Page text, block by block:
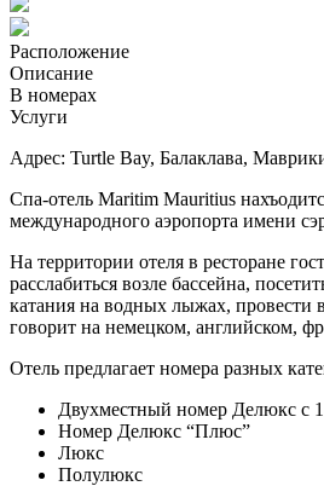
Расположение
Описание
В номерах
Услуги
Адрес: Turtle Bay, Балаклава,
Спа-отель Maritim Mauritius
международного аэропорта имени
На территории отеля в ресторане
расслабиться возле бассейна,
катания на водных лыжах, провести
говорит на немецком, английском,
Отель предлагает номера разных
Двухместный номер Делюкс с
Номер Делюкс “Плюс”
Люкс
Полулюкс